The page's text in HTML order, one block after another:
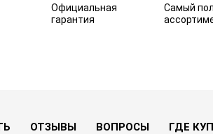
Официальная
гарантия
Самый
ОТЗЫВЫ ВОПРОСЫ ГДЕ